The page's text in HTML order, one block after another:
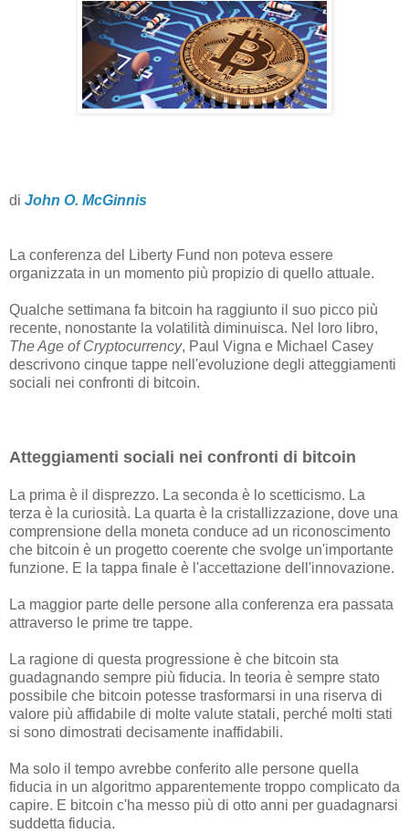
di John O. McGinnis
La conferenza del Liberty Fund non poteva essere
organizzata in un momento più propizio di quello attuale.
Qualche settimana fa bitcoin ha raggiunto il suo picco più
recente, nonostante la volatilità diminuisca. Nel loro libro,
The Age of Cryptocurrency, Paul Vigna e Michael Casey
descrivono cinque tappe nell'evoluzione degli atteggiamenti
sociali nei confronti di bitcoin.
Atteggiamenti sociali nei confronti di bitcoin
La prima è il disprezzo. La seconda è lo scetticismo. La
terza è la curiosità. La quarta è la cristallizzazione, dove una
comprensione della moneta conduce ad un riconoscimento
che bitcoin è un progetto coerente che svolge un'importante
funzione. E la tappa finale è l'accettazione dell'innovazione.
La maggior parte delle persone alla conferenza era passata
attraverso le prime tre tappe.
La ragione di questa progressione è che bitcoin sta
guadagnando sempre più fiducia. In teoria è sempre stato
possibile che bitcoin potesse trasformarsi in una riserva di
valore più affidabile di molte valute statali, perché molti stati
si sono dimostrati decisamente inaffidabili.
Ma solo il tempo avrebbe conferito alle persone quella
fiducia in un algoritmo apparentemente troppo complicato da
capire. E bitcoin c'ha messo più di otto anni per guadagnarsi
suddetta fiducia.